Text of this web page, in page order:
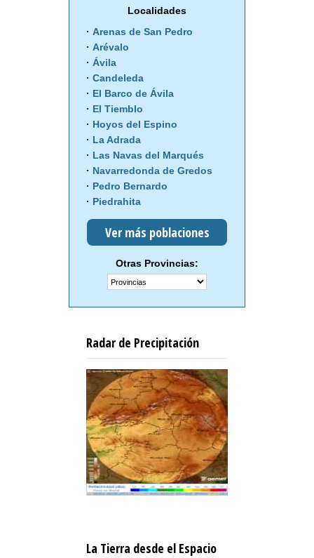
Localidades
Arenas de San Pedro
Arévalo
Ávila
Candeleda
El Barco de Ávila
El Tiemblo
Hoyos del Espino
La Adrada
Las Navas del Marqués
Navarredonda de Gredos
Pedro Bernardo
Piedrahita
Ver más poblaciones
Otras Provincias:
Radar de Precipitación
La Tierra desde el Espacio